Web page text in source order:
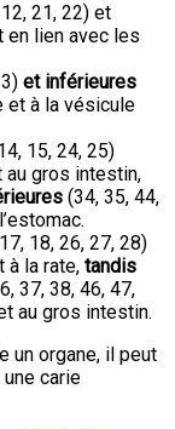
21, 22) et
en lien avec les
et inférieures
et à la vésicule
15, 24, 25)
au gros intestin,
(34, 35, 44,
18, 26, 27, 28)
à la rate, tandis
37, 38, 46, 47,
au gros intestin.
un organe, il peut
carie